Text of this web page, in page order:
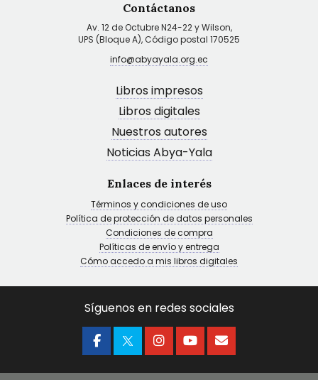
Contáctanos
Av. 12 de Octubre N24-22 y Wilson,
UPS (Bloque A), Código postal 170525
info@abyayala.org.ec
Libros impresos
Libros digitales
Nuestros autores
Noticias Abya-Yala
Enlaces de interés
Términos y condiciones de uso
Política de protección de datos personales
Condiciones de compra
Políticas de envío y entrega
Cómo accedo a mis libros digitales
Síguenos en redes sociales